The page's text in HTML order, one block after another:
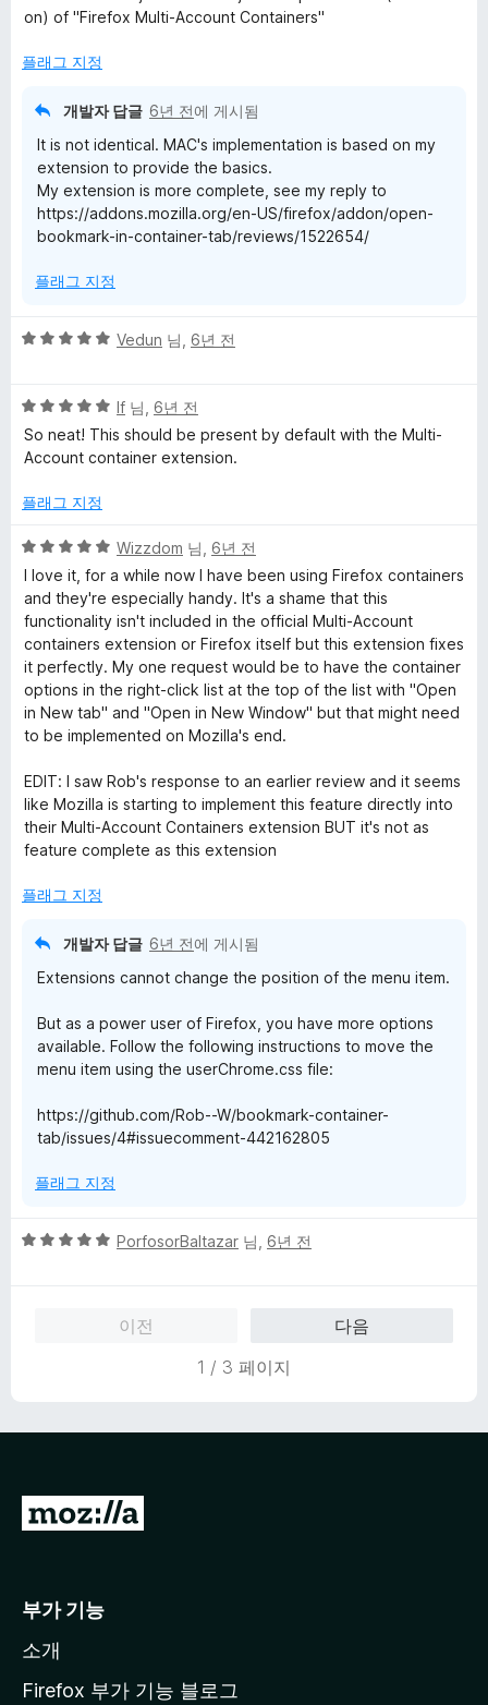
만
에
on) of "Firefox Multi-Account Containers"
플래그 지정
개발자 답글 6년 전에 게시됨
It is not identical. MAC's implementation is based on my
extension to provide the basics.
My extension is more complete, see my reply to
https://addons.mozilla.org/en-US/firefox/addon/open-
bookmark-in-container-tab/reviews/1522654/
플래그 지정
5
점
에
5
Vedun 님, 6년 전
5
점
만
에
점
lf 님, 6년 전
So neat! This should be present by default with the Multi-
Account container extension.
플래그 지정
5
점
만
점
에
5
점
Wizzdom 님, 6년 전
I love it, for a while now I have been using Firefox containers
and they're especially handy. It's a shame that this
functionality isn't included in the official Multi-Account
containers extension or Firefox itself but this extension fixes
it perfectly. My one request would be to have the container
options in the right-click list at the top of the list with "Open
in New tab" and "Open in New Window" but that might need
to be implemented on Mozilla's end.
EDIT: I saw Rob's response to an earlier review and it seems
like Mozilla is starting to implement this feature directly into
their Multi-Account Containers extension BUT it's not as
feature complete as this extension
플래그 지정
개발자 답글 6년 전에 게시됨
Extensions cannot change the position of the menu item.
But as a power user of Firefox, you have more options
available. Follow the following instructions to move the
menu item using the userChrome.css file:
https://github.com/Rob--W/bookmark-container-
tab/issues/4#issuecomment-442162805
플래그 지정
5
PorfosorBaltazar 님, 6년 전
이전
다음
1 / 3 페이지
M
l
a
부가 기능
소개
Firefox 부가 기능 블로그